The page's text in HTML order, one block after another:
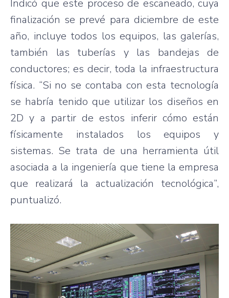
Indicó que este proceso de escaneado, cuya
finalización se prevé para diciembre de este
año, incluye todos los equipos, las galerías,
también las tuberías y las bandejas de
conductores; es decir, toda la infraestructura
física. “Si no se contaba con esta tecnología
se habría tenido que utilizar los diseños en
2D y a partir de estos inferir cómo están
físicamente instalados los equipos y
sistemas. Se trata de una herramienta útil
asociada a la ingeniería que tiene la empresa
que realizará la actualización tecnológica”,
puntualizó.